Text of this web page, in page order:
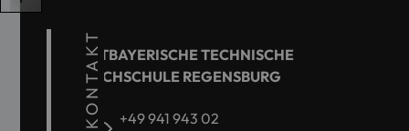
KONTAKT
OSTBAYERISCHE TECHNISCHE
HOCHSCHULE REGENSBURG
+49 941 943 02